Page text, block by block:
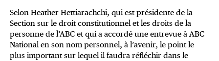
Selon Heather Hettiarachchi, qui est présidente de la
Section sur le droit constitutionnel et les droits de la
personne de l’ABC et qui a accordé une entrevue à ABC
National en son nom personnel, à l’avenir, le point le
plus important sur lequel il faudra réfléchir dans le